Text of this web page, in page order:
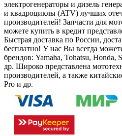
электрогенераторы и дизель
и квадроциклы (ATV) лучших
производителей! Запчасти для
можете купить в кредит
Быстрая доставка по России,
бесплатно! У нас Вы всегда
брендов: Yamaha, Tohatsu, Honda,
др. Широко представлена
производителей, а также
Pro и др.